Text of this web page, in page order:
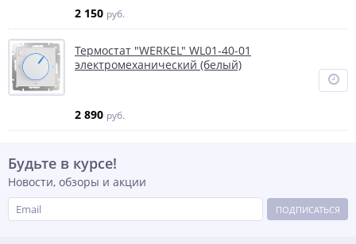
2 150 руб.
Термостат "WERKEL" WL01-40-01
электромеханический (белый)
2 890 руб.
Будьте в курсе!
Новости, обзоры и акции
ПОДПИСАТЬСЯ